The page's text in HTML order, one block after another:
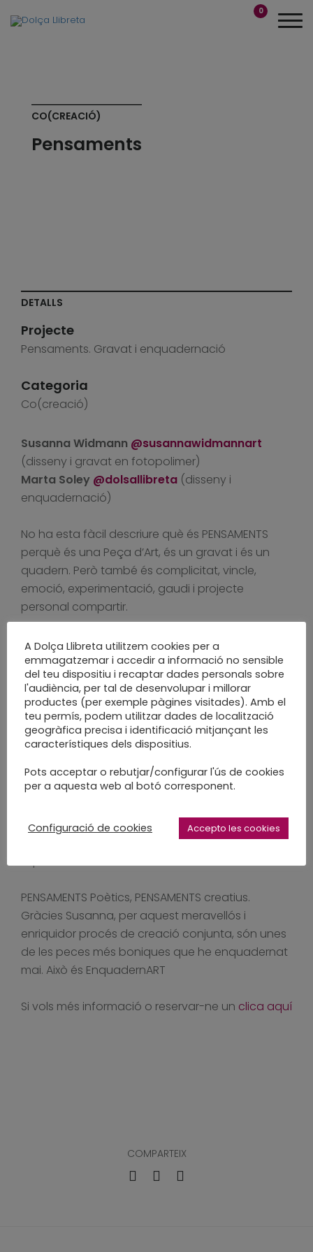
0
CO(CREACIÓ)
Pensaments
DETALLS
Projecte
Pensaments. Gravat i enquadernació
Categoria
Co(creació)
Susanna Widmann @susannawidmannart
(disseny i gravat en fotopolimer)
Marta Soley @dolsallibreta (disseny i
enquadernació)
No ha esta fàcil descriure què és PENSAMENTS
perquè és una Peça d’Art, és un gravat i és un
quadern. Però també és complicitat, vincle,
emoció, experimentació, gaudi i projecte
personal compartir.
PENSAMENTS (Thoughts) és un Còdex d’Art – Art
Codex delicat i potent on el gravat i
l’enquadernació prenen nous sentits i noves
formes.
Gravats a Londres i enquadernats a Sabadell, La
Susanna i jo us presentem, emocionades, una
Edició exquisida i limitada de Còdex d’Art
desplegables amb dues cares, una amb gravat
d’amagatalls i racons on podreu escriure,
dibuixar, pintar, amagar, oblidar, compartir,
PENSAMENTS Poètics, PENSAMENTS creatius.
Gràcies Susanna, per aquest meravellós i
enriquidor procés de creació conjunta, són unes
de les peces més boniques que he enquadernat
mai. Això és EnquadernART
Si vols més informació o reservar-ne un clica aquí
COMPARTEIX
A Dolça Llibreta utilitzem cookies per a
emmagatzemar i accedir a informació no sensible
del teu dispositiu i recaptar dades personals sobre
l'audiència, per tal de desenvolupar i millorar
productes (per exemple pàgines visitades). Amb el
teu permís, podem utilitzar dades de localització
geogràfica precisa i identificació mitjançant les
característiques dels dispositius.
Pots acceptar o rebutjar/configurar l'ús de cookies
per a aquesta web al botó corresponent.
Configuració de cookies Accepto les cookies